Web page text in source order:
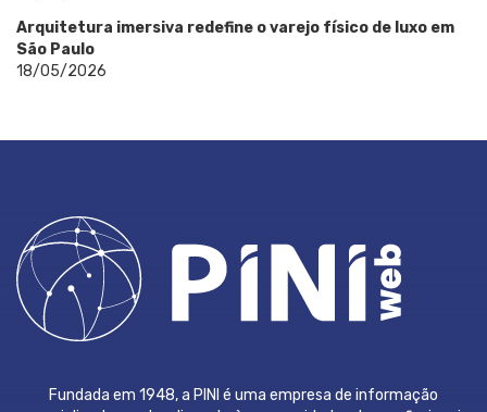
Arquitetura imersiva redefine o varejo físico de luxo em
São Paulo
18/05/2026
Fundada em 1948, a PINI é uma empresa de informação